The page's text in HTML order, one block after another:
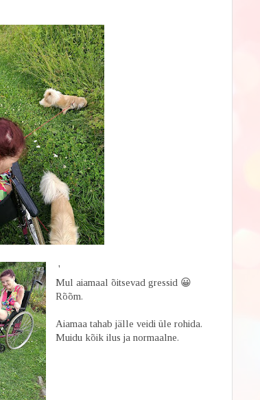
'
Mul aiamaal õitsevad gressid 😀
Rõõm.
Aiamaa tahab jälle veidi üle rohida.
Muidu kõik ilus ja normaalne.